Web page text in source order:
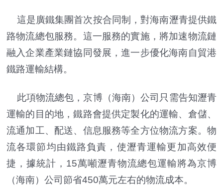
這是廣鐵集團首次按合同制，對海南瀝青提供鐵
路物流總包服務。這一服務的實施，將加速物流鏈
融入企業產業鏈協同發展，進一步優化海南自貿港
鐵路運輸結構。
此項物流總包，京博（海南）公司只需告知瀝青
運輸的目的地，鐵路會提供定製化的運輸、倉儲、
流通加工、配送、信息服務等全方位物流方案。物
流各環節均由鐵路負責，使瀝青運輸更加高效便
捷，據統計，15萬噸瀝青物流總包運輸將為京博
（海南）公司節省450萬元左右的物流成本。